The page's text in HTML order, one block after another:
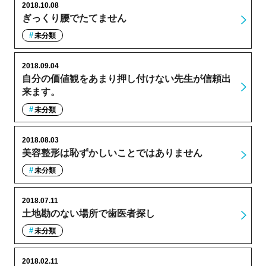
ぎっくり腰でたてません
2018.10.08
未分類
自分の価値観をあまり押し付けない先生が信頼出
来ます。
2018.09.04
未分類
美容整形は恥ずかしいことではありません
2018.08.03
未分類
土地勘のない場所で歯医者探し
2018.07.11
未分類
2018.02.11